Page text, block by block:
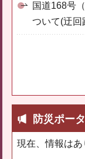
国道168号
ついて(迂回
防災ポー
現在、情報はあ